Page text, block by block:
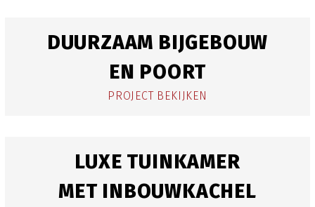
DUURZAAM BIJGEBOUW
EN POORT
PROJECT BEKIJKEN
LUXE TUINKAMER
MET INBOUWKACHEL